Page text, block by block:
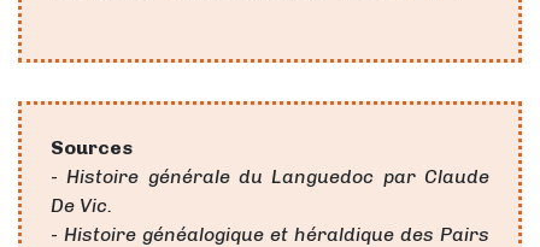
Sources
- Histoire générale du Languedoc par Claude
De Vic.
- Histoire généalogique et héraldique des Pairs